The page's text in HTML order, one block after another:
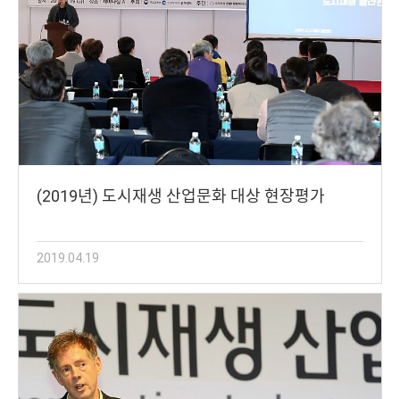
(2019년) 도시재생 산업문화 대상 현장평가
2019.04.19